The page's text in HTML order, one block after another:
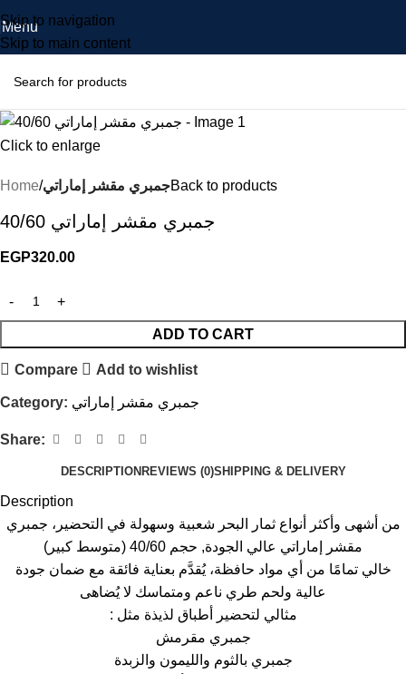
Skip to navigation
Skip to main content
Menu
Click to enlarge
Home جمبري مقشر إماراتيBack to products
جمبري مقشر إماراتي 40/60
EGP320.00
ADD TO CART
Compare Add to wishlist
Category: جمبري مقشر إماراتي
Share:
DESCRIPTION REVIEWS (0)SHIPPING & DELIVERY
Description
من أشهى وأكثر أنواع ثمار البحر شعبية وسهولة في التحضير، جمبري
مقشر إماراتي عالي الجودة, حجم 40/60 (متوسط كبير)
خالي تمامًا من أي مواد حافظة، يُقدَّم بعناية فائقة مع ضمان جودة
عالية ولحم طري ناعم ومتماسك لا يُضاهى
: مثالي لتحضير أطباق لذيذة مثل
جمبري مقرمش
جمبري بالثوم والليمون والزبدة